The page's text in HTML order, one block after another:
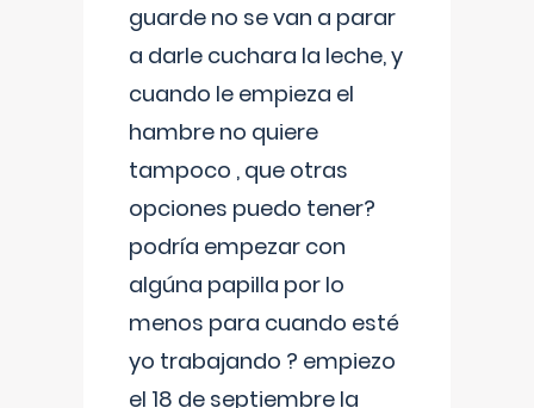
guarde no se van a parar
a darle cuchara la leche, y
cuando le empieza el
hambre no quiere
tampoco , que otras
opciones puedo tener?
podría empezar con
algúna papilla por lo
menos para cuando esté
yo trabajando ? empiezo
el 18 de septiembre la